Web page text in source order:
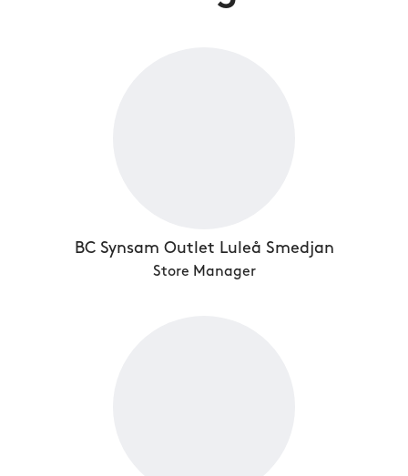
BC Synsam Outlet Luleå Smedjan
Store Manager